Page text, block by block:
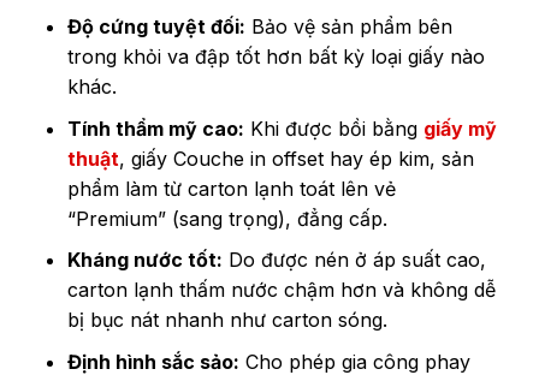
Độ cứng tuyệt đối: Bảo vệ sản phẩm bên
trong khỏi va đập tốt hơn bất kỳ loại giấy nào
khác.
Tính thẩm mỹ cao: Khi được bồi bằng giấy mỹ
thuật, giấy Couche in offset hay ép kim, sản
phẩm làm từ carton lạnh toát lên vẻ
“Premium” (sang trọng), đẳng cấp.
Kháng nước tốt: Do được nén ở áp suất cao,
carton lạnh thấm nước chậm hơn và không dễ
bị bục nát nhanh như carton sóng.
Định hình sắc sảo: Cho phép gia công phay